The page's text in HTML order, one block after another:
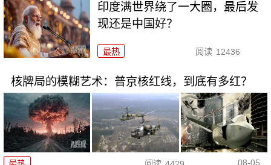
印度满世界绕了一大圈，最后发
现还是中国好？
最热 阅读 12436
核牌局的模糊艺术：普京核红线，到底有多红？
08-05